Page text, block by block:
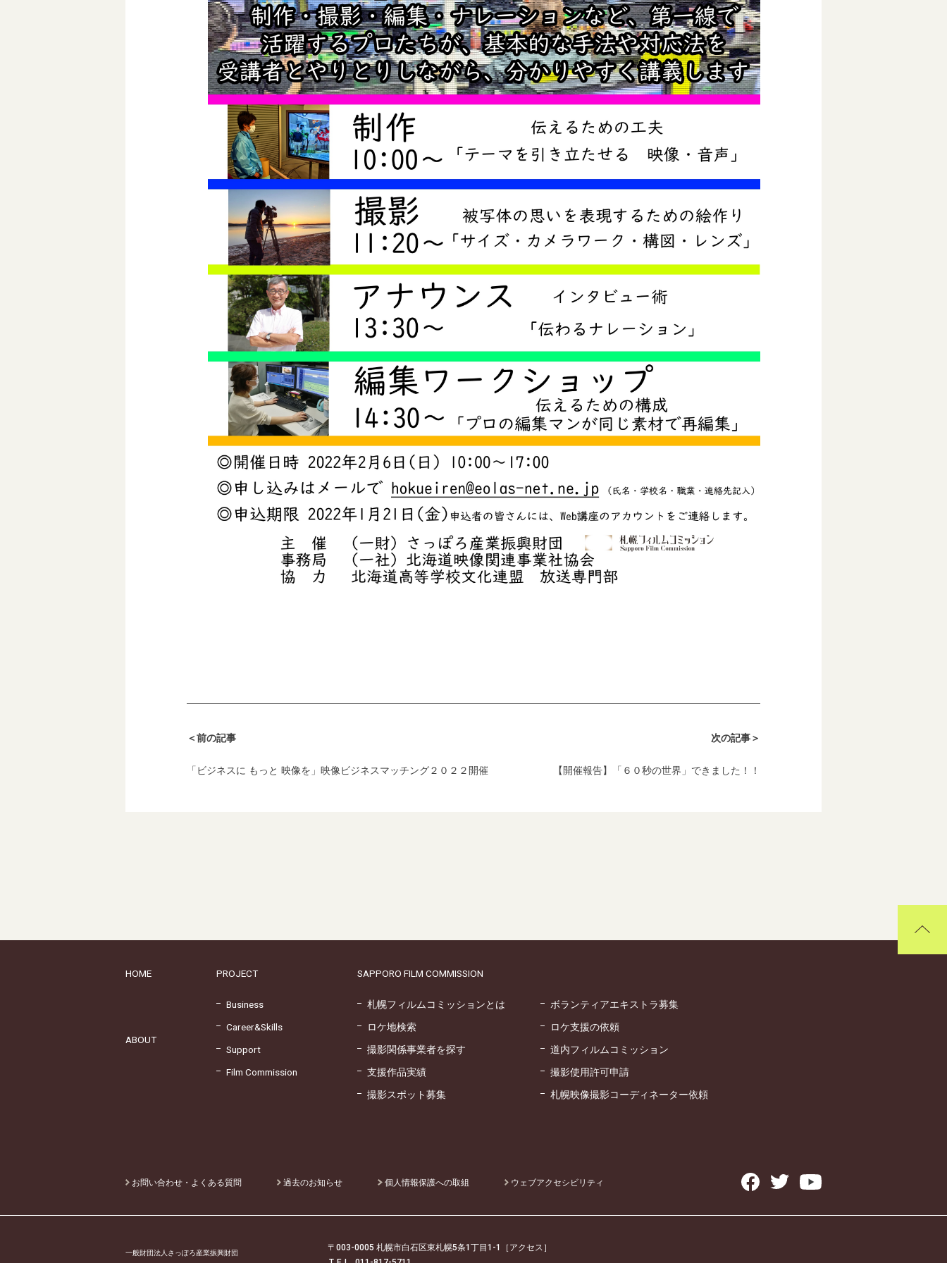
＜前の記事
「ビジネスに もっと 映像を」映像ビジネスマッチング２０２２開催
次の記事＞
【開催報告】「６０秒の世界」できました！！
HOME
ABOUT
PROJECT
Business
Career&Skills
Support
Film Commission
SAPPORO FILM COMMISSION
札幌フィルムコミッションとは
ロケ地検索
撮影関係事業者を探す
支援作品実績
撮影スポット募集
ボランティアエキストラ募集
ロケ支援の依頼
道内フィルムコミッション
撮影使用許可申請
札幌映像撮影コーディネーター依頼
お問い合わせ・よくある質問 過去のお知らせ 個人情報保護への取組 ウェブアクセシビリティ
一般財団法人さっぽろ産業振興財団
〒003-0005 札幌市白石区東札幌5条1丁目1-1
［アクセス］